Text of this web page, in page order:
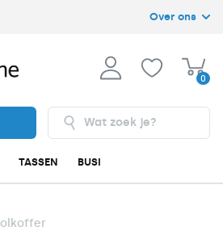
Over ons
0
TASSEN BUSINESS